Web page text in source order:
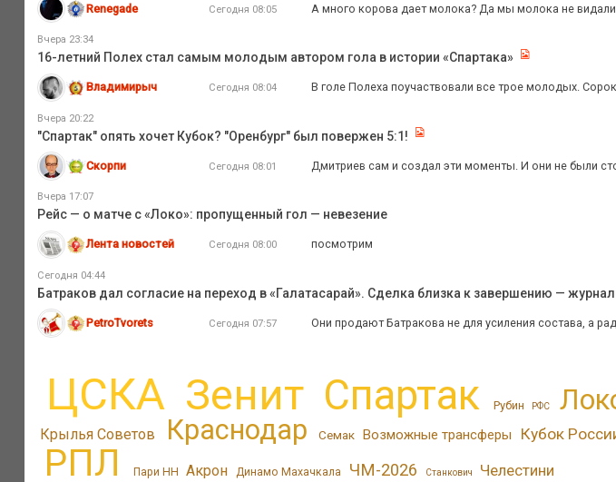
Renegade Сегодня 08:05 А много корова дает молока? Да мы молока не
Вчера 23:34
16-летний Полех стал самым молодым автором гола в истории «Спартака»
Владимирыч Сегодня 08:04 В голе Полеха поучаствовали все трое молодых.
Вчера 20:22
"Спартак" опять хочет Кубок? "Оренбург" был повержен 5:1!
Скорпи Сегодня 08:01 Дмитриев сам и создал эти моменты. И они не были
Вчера 17:07
Рейс — о матче с «Локо»: пропущенный гол — невезение
Лента новостей Сегодня 08:00 посмотрим
Сегодня 04:44
Батраков дал согласие на переход в «Галатасарай». Сделка близка к завершению —
PetroTvorets Сегодня 07:57 Они продают Батракова не для усиления состава, а
ЦСКА Зенит Спартак Рубин РФС
Крылья Советов Краснодар Семак Возможные трансферы Кубок
РПЛ Пари НН Акрон Динамо Махачкала ЧМ-2026 Станкович Челестини